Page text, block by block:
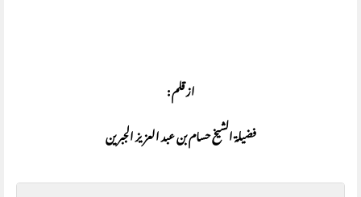
از قلم :
فضیلۃ الشیخ حسام بن عبد العزیز الجبرین